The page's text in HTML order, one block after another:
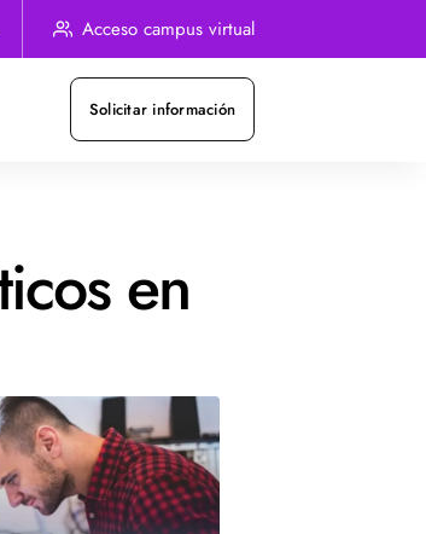
Acceso campus virtual
Solicitar información
en